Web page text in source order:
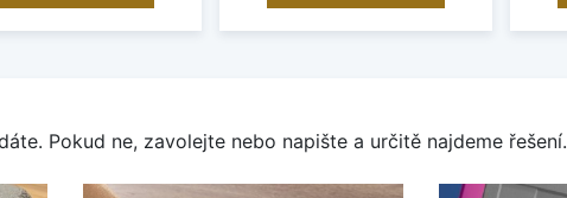
Pokud ne, zavolejte nebo napište a určitě najdeme řešení.